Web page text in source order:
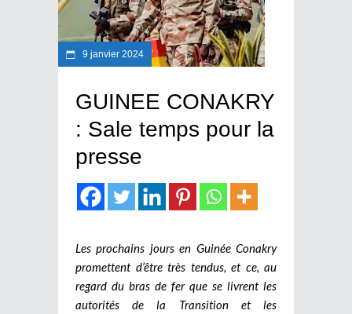
9 janvier 2024
GUINEE CONAKRY
: Sale temps pour la
presse
Les prochains jours en Guinée Conakry
promettent d’être très tendus, et ce, au
regard du bras de fer que se livrent les
autorités de la Transition et les